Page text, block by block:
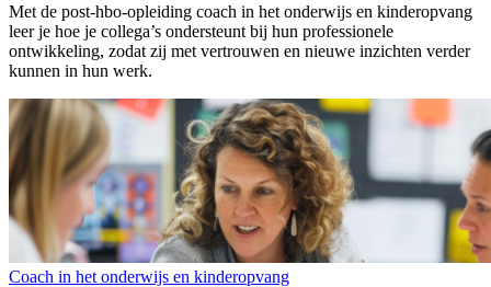
Met de post-hbo-opleiding coach in het onderwijs en kinderopvang
leer je hoe je collega’s ondersteunt bij hun professionele
ontwikkeling, zodat zij met vertrouwen en nieuwe inzichten verder
kunnen in hun werk.
Coach in het onderwijs en kinderopvang